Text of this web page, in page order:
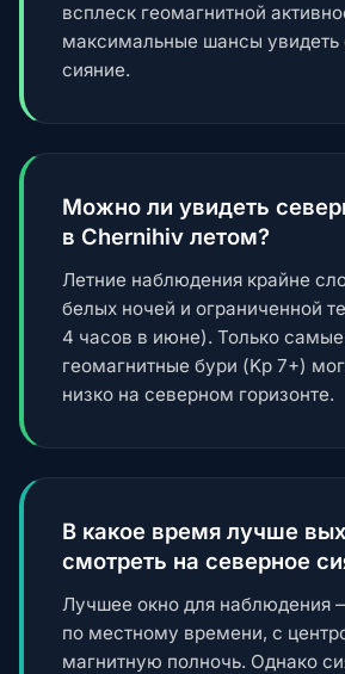
всплеск геомагнитной
максимальные шансы увидеть
сияние.
Можно ли увидеть
в Chernihiv летом?
Летние наблюдения крайне
белых ночей и ограниченной
4 часов в июне). Только
геомагнитные бури (Kp 7+)
низко на северном горизонте.
В какое время лучше
смотреть на северное
Лучшее окно для наблюдения
по местному времени, с
магнитную полночь. Однако